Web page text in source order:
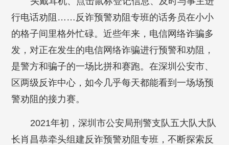
行电话劝阻……反诈预警劝阻专班的话务员在小小
的格子间里格外忙碌。近些年来，电信网络诈骗多
发，对正在发生的电信网络诈骗进行预警和劝阻，
是警方和骗子的一场比拼和赛跑。在深圳公安市、
区两级反诈中心，如今几乎每天都能看到一场场预
警劝阻的接力赛。
2021年初，深圳市公安局刑警支队五大队大队
长肖昌恭牵头组建反诈预警劝阻专班，不断探索反